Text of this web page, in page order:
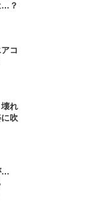
…？
コ
れ
吹
…